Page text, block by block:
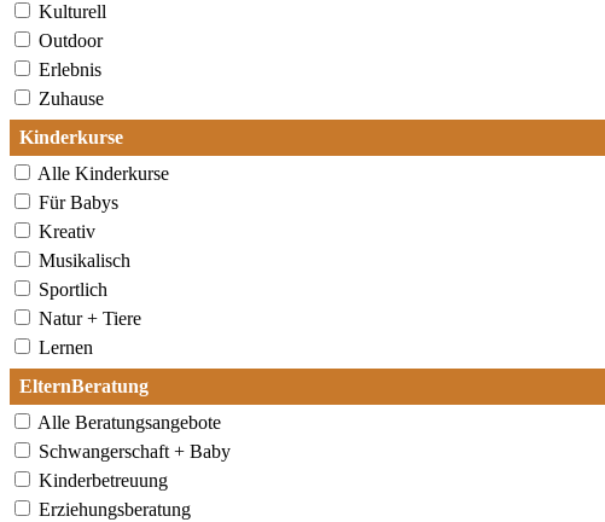
Kulturell
Outdoor
Erlebnis
Zuhause
Kinderkurse
Alle Kinderkurse
Für Babys
Kreativ
Musikalisch
Sportlich
Natur + Tiere
Lernen
ElternBeratung
Alle Beratungsangebote
Schwangerschaft + Baby
Kinderbetreuung
Erziehungsberatung